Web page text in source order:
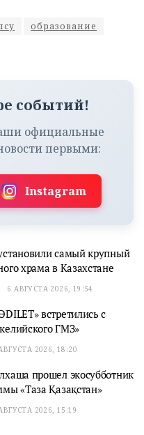
образование
событий!
официальные
первыми:
Instagram
самый крупный
храма в Казахстане
6 АВГУСТА 2026, 19:54
встретились с
ГМЗ»
2026, 18:20
прошел экосубботник
«Таза Қазақстан»
2026, 15:19